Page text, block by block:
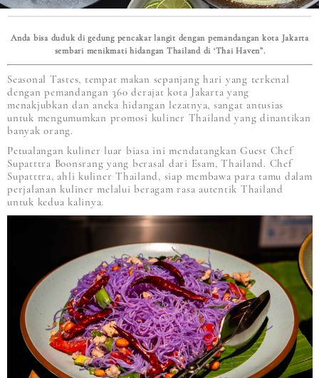
Anda bisa duduk di gedung pencakar langit dengan pemandangan kota Jakarta
sembari menikmati hidangan Thailand di ‘Thai Haven”.
Seasonal Tastes, tempat makan sepanjang hari yang terkenal
dengan pemandangan 360 derajat kota Jakarta yang
menakjubkan dan aneka hidangan lezatnya, sangat antusias
untuk mengumumkan promosi kuliner Thailand yang dinantikan
banyak orang.
Petualangan kuliner luar biasa ini mendatangkan Guest Chef
Supatttra Boonsrang yang berasal dari Esam, Thailand. Chef
Supatttra, ahli kuliner Thailand, siap membawa para tamu dalam
perjalanan kuliner melalui beragam rasa autentik Thailand
untuk kedua kalinya.